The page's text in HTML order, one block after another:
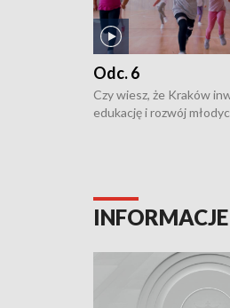
Odc. 6
Czy wiesz, że Kraków
edukację i rozwój
INFORMACJE